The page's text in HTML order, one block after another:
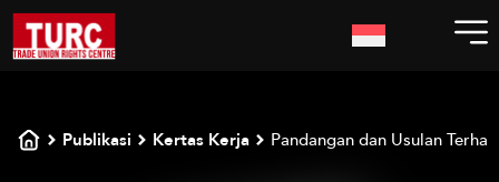
Publikasi Kertas Kerja Pandangan dan Usulan